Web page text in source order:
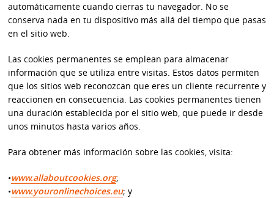
automáticamente cuando cierras tu navegador. No se
conserva nada en tu dispositivo más allá del tiempo que pasas
en el sitio web.
Las cookies permanentes se emplean para almacenar
información que se utiliza entre visitas. Estos datos permiten
que los sitios web reconozcan que eres un cliente recurrente y
reaccionen en consecuencia. Las cookies permanentes tienen
una duración establecida por el sitio web, que puede ir desde
unos minutos hasta varios años.
Para obtener más información sobre las cookies, visita:
•www.allaboutcookies.org;
•www.youronlinechoices.eu; y